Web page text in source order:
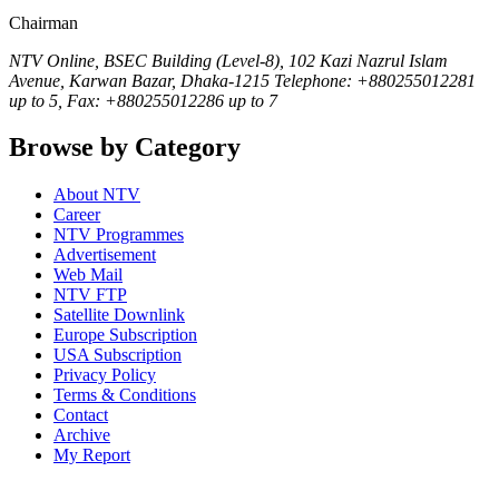
Chairman
NTV Online, BSEC Building (Level-8), 102 Kazi Nazrul Islam
Avenue, Karwan Bazar, Dhaka-1215 Telephone: +880255012281
up to 5, Fax: +880255012286 up to 7
Browse by Category
About NTV
Career
NTV Programmes
Advertisement
Web Mail
NTV FTP
Satellite Downlink
Europe Subscription
USA Subscription
Privacy Policy
Terms & Conditions
Contact
Archive
My Report